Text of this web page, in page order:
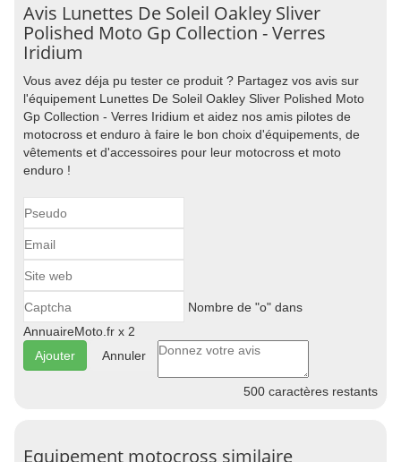
Avis Lunettes De Soleil Oakley Sliver
Polished Moto Gp Collection - Verres
Iridium
Vous avez déja pu tester ce produit ? Partagez vos avis sur
l'équipement Lunettes De Soleil Oakley Sliver Polished Moto
Gp Collection - Verres Iridium et aidez nos amis pilotes de
motocross et enduro à faire le bon choix d'équipements, de
vêtements et d'accessoires pour leur motocross et moto
enduro !
Nombre de "o" dans
AnnuaireMoto.fr x 2
Annuler
500 caractères restants
Equipement motocross similaire